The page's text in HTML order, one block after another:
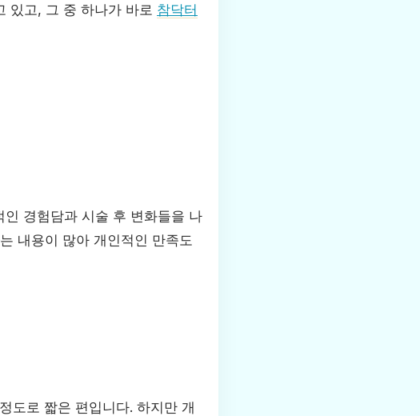
있고, 그 중 하나가 바로 참닥터
경험담과 시술 후 변화들을 나
내용이 많아 개인적인 만족도
도로 짧은 편입니다. 하지만 개